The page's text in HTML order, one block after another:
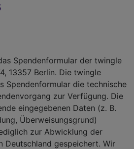
Spendenformular der twingle
13357 Berlin. Die twingle
Spendenformular die technische
zur Verfügung. Die
eingegebenen Daten (z. B.
Überweisungsgrund)
zur Abwicklung der
Deutschland gespeichert. Wir